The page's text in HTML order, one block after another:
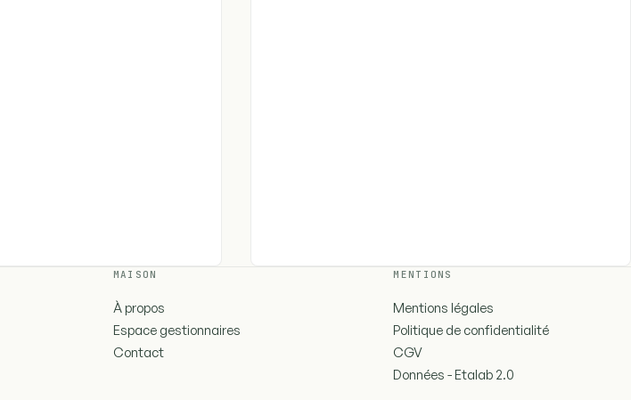
MAISON
À propos
Espace gestionnaires
Contact
MENTIONS
Mentions légales
Politique de confidentialité
CGV
Données - Etalab 2.0